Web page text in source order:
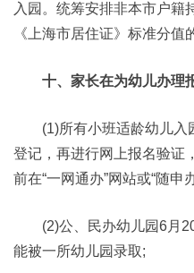
入园。统筹安排非本市户籍
《上海市居住证》标准分值
十、家长在为幼儿办理
(1)所有小班适龄幼儿入
登记，再进行网上报名验证
前在“一网通办”网站或“随申
(2)公、民办幼儿园6月20
能被一所幼儿园录取;